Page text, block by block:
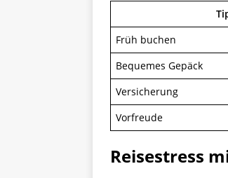
Früh buchen
Bequemes Gepäck
Versicherung
Vorfreude
Reisestress